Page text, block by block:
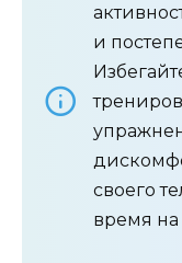
и
своего
время на